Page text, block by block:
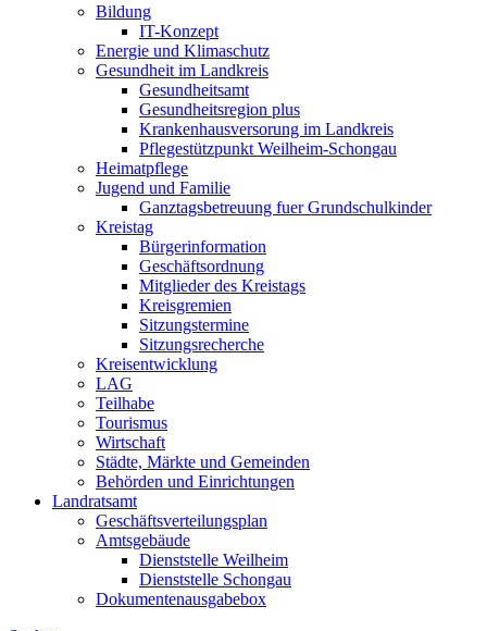
Bildung
IT-Konzept
Energie und Klimaschutz
Gesundheit im Landkreis
Gesundheitsamt
Gesundheitsregion plus
Krankenhausversorung im Landkreis
Pflegestützpunkt Weilheim-Schongau
Heimatpflege
Jugend und Familie
Ganztagsbetreuung fuer Grundschulkinder
Kreistag
Bürgerinformation
Geschäftsordnung
Mitglieder des Kreistags
Kreisgremien
Sitzungstermine
Sitzungsrecherche
Kreisentwicklung
LAG
Teilhabe
Tourismus
Wirtschaft
Städte, Märkte und Gemeinden
Behörden und Einrichtungen
Landratsamt
Geschäftsverteilungsplan
Amtsgebäude
Dienststelle Weilheim
Dienststelle Schongau
Dokumentenausgabebox